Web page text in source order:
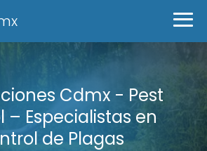
Cdmx - Pest
– Especialistas en
de Plagas